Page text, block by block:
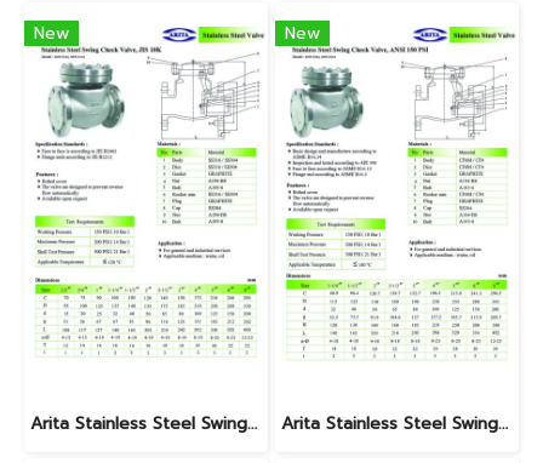
New
Arita Stainless Steel Swing Check Valve, JIS 10K
New
Arita Stainless Steel Swing Check Valve, ANSI 150 PSI